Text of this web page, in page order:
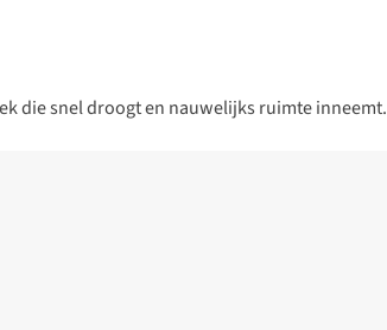
die snel droogt en nauwelijks ruimte inneemt.